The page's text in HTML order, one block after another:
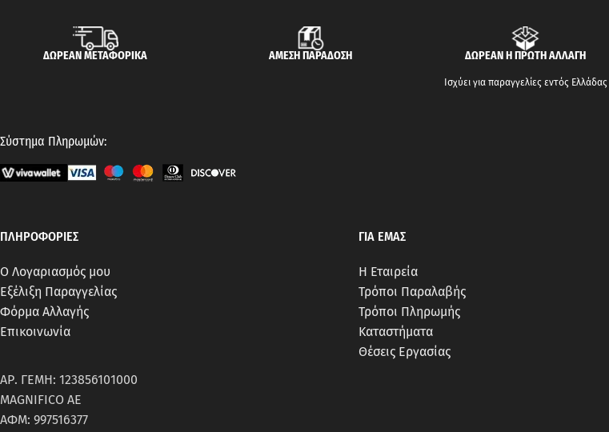
ΔΩΡΕΑΝ ΜΕΤΑΦΟΡΙΚΑ ΑΜΕΣΗ ΠΑΡΑΔΟΣΗ ΔΩΡΕΑΝ Η ΠΡΩΤΗ ΑΛΛΑΓΗ
Ισχύει για παραγγελίες εντός Ελλάδας
Σύστημα Πληρωμών:
ΠΛΗΡΟΦΟΡΙΕΣ
Ο Λογαριασμός μου
Εξέλιξη Παραγγελίας
Φόρμα Αλλαγής
Επικοινωνία
ΑΡ. ΓΕΜΗ: 123856101000
MAGNIFICO AE
ΑΦΜ: 997516377
ΓΙΑ ΕΜΑΣ
Η Εταιρεία
Τρόποι Παραλαβής
Τρόποι Πληρωμής
Καταστήματα
Θέσεις Εργασίας